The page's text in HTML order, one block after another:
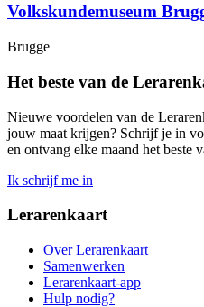
Volkskundemuseum
Brugge
Het beste van de
Nieuwe voordelen van de
jouw maat krijgen? Schrijf je in
en ontvang elke maand het beste
Ik schrijf me in
Lerarenkaart
Over Lerarenkaart
Samenwerken
Lerarenkaart-app
Hulp nodig?